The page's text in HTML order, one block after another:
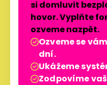
si domluvit
hovor. Vyplňte
ozveme nazpět.
Ozveme se
dní.
Ukážeme
Zodpovíme